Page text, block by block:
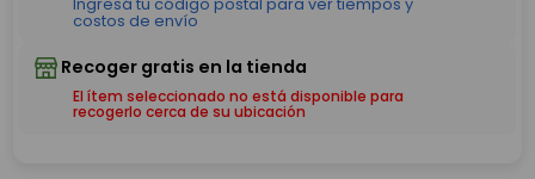
El ítem seleccionado no está disponible para
recogerlo cerca de su ubicación